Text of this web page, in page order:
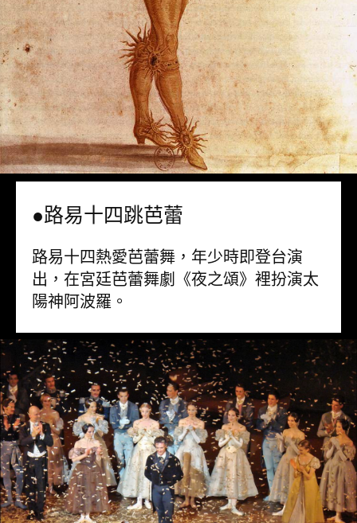
●路易十四跳芭蕾
路易十四熱愛芭蕾舞，年少時即登台演
出，在宮廷芭蕾舞劇《夜之頌》裡扮演太
陽神阿波羅。